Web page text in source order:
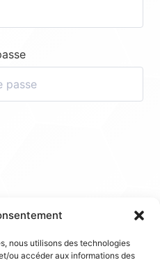
nous utilisons des technologies
ou accéder aux informations des